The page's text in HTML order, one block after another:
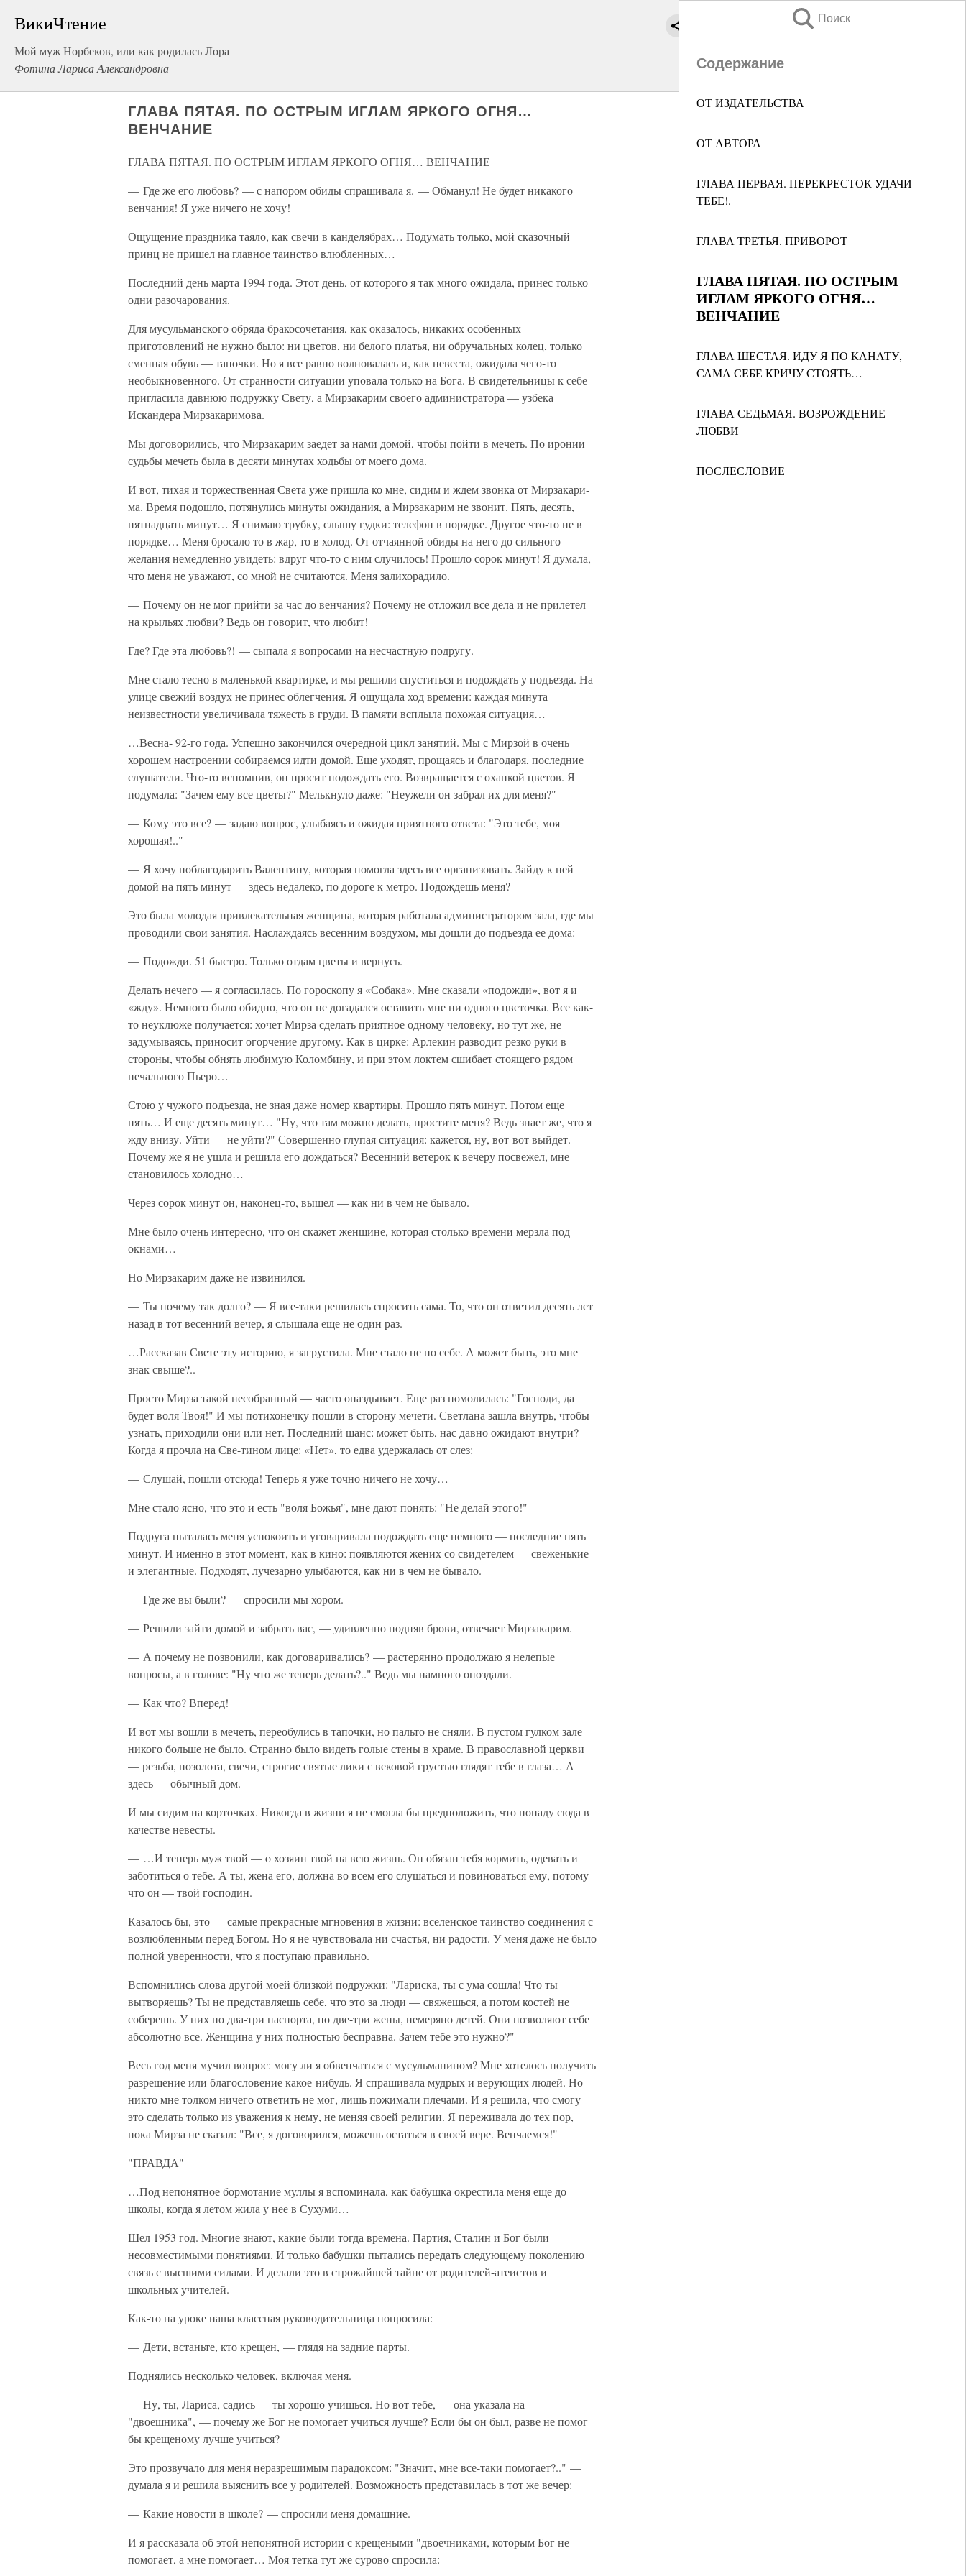
ВикиЧтение
Мой муж Норбеков, или как родилась Лора
Фотина Лариса Александровна
Поиск
Содержание
ОТ ИЗДАТЕЛЬСТВА
ОТ АВТОРА
ГЛАВА ПЕРВАЯ. ПЕРЕКРЕСТОК УДАЧИ
ТЕБЕ!.
ГЛАВА ТРЕТЬЯ. ПРИВОРОТ
ГЛАВА ПЯТАЯ. ПО ОСТРЫМ
ИГЛАМ ЯРКОГО ОГНЯ…
ВЕНЧАНИЕ
ГЛАВА ШЕСТАЯ. ИДУ Я ПО КАНАТУ,
САМА СЕБЕ КРИЧУ СТОЯТЬ…
ГЛАВА СЕДЬМАЯ. ВОЗРОЖДЕНИЕ
ЛЮБВИ
ПОСЛЕСЛОВИЕ
ГЛАВА ПЯТАЯ. ПО ОСТРЫМ ИГЛАМ ЯРКОГО ОГНЯ…
ВЕНЧАНИЕ
ГЛАВА ПЯТАЯ. ПО ОСТРЫМ ИГЛАМ ЯРКОГО ОГНЯ… ВЕНЧАНИЕ
— Где же его любовь? — с напором обиды спрашивала я. — Обманул! Не будет никакого
венчания! Я уже ничего не хочу!
Ощущение праздника таяло, как свечи в канделябрах… Подумать только, мой сказочный
принц не пришел на главное таинство влюбленных…
Последний день марта 1994 года. Этот день, от которого я так много ожидала, принес только
одни разочарования.
Для мусульманского обряда бракосочетания, как оказалось, никаких особенных
приготовлений не нужно было: ни цветов, ни белого платья, ни обручальных колец, только
сменная обувь — тапочки. Но я все равно волновалась и, как невеста, ожидала чего-то
необыкновенного. От странности ситуации уповала только на Бога. В свидетельницы к себе
пригласила давнюю подружку Свету, а Мирзакарим своего администратора — узбека
Искандера Мирзакаримова.
Мы договорились, что Мирзакарим заедет за нами домой, чтобы пойти в мечеть. По иронии
судьбы мечеть была в десяти минутах ходьбы от моего дома.
И вот, тихая и торжественная Света уже пришла ко мне, сидим и ждем звонка от Мирзакари-
ма. Время подошло, потянулись минуты ожидания, а Мирзакарим не звонит. Пять, десять,
пятнадцать минут… Я снимаю трубку, слышу гудки: телефон в порядке. Другое что-то не в
порядке… Меня бросало то в жар, то в холод. От отчаянной обиды на него до сильного
желания немедленно увидеть: вдруг что-то с ним случилось! Прошло сорок минут! Я думала,
что меня не уважают, со мной не считаются. Меня залихорадило.
— Почему он не мог прийти за час до венчания? Почему не отложил все дела и не прилетел
на крыльях любви? Ведь он говорит, что любит!
Где? Где эта любовь?! — сыпала я вопросами на несчастную подругу.
Мне стало тесно в маленькой квартирке, и мы решили спуститься и подождать у подъезда. На
улице свежий воздух не принес облегчения. Я ощущала ход времени: каждая минута
неизвестности увеличивала тяжесть в груди. В памяти всплыла похожая ситуация…
…Весна- 92-го года. Успешно закончился очередной цикл занятий. Мы с Мирзой в очень
хорошем настроении собираемся идти домой. Еще уходят, прощаясь и благодаря, последние
слушатели. Что-то вспомнив, он просит подождать его. Возвращается с охапкой цветов. Я
подумала: "Зачем ему все цветы?" Мелькнуло даже: "Неужели он забрал их для меня?"
— Кому это все? — задаю вопрос, улыбаясь и ожидая приятного ответа: "Это тебе, моя
хорошая!.."
— Я хочу поблагодарить Валентину, которая помогла здесь все организовать. Зайду к ней
домой на пять минут — здесь недалеко, по дороге к метро. Подождешь меня?
Это была молодая привлекательная женщина, которая работала администратором зала, где мы
проводили свои занятия. Наслаждаясь весенним воздухом, мы дошли до подъезда ее дома:
— Подожди. 51 быстро. Только отдам цветы и вернусь.
Делать нечего — я согласилась. По гороскопу я «Собака». Мне сказали «подожди», вот я и
«жду». Немного было обидно, что он не догадался оставить мне ни одного цветочка. Все как-
то неуклюже получается: хочет Мирза сделать приятное одному человеку, но тут же, не
задумываясь, приносит огорчение другому. Как в цирке: Арлекин разводит резко руки в
стороны, чтобы обнять любимую Коломбину, и при этом локтем сшибает стоящего рядом
печального Пьеро…
Стою у чужого подъезда, не зная даже номер квартиры. Прошло пять минут. Потом еще
пять… И еще десять минут… "Ну, что там можно делать, простите меня? Ведь знает же, что я
жду внизу. Уйти — не уйти?" Совершенно глупая ситуация: кажется, ну, вот-вот выйдет.
Почему же я не ушла и решила его дождаться? Весенний ветерок к вечеру посвежел, мне
становилось холодно…
Через сорок минут он, наконец-то, вышел — как ни в чем не бывало.
Мне было очень интересно, что он скажет женщине, которая столько времени мерзла под
окнами…
Но Мирзакарим даже не извинился.
— Ты почему так долго? — Я все-таки решилась спросить сама. То, что он ответил десять лет
назад в тот весенний вечер, я слышала еще не один раз.
…Рассказав Свете эту историю, я загрустила. Мне стало не по себе. А может быть, это мне
знак свыше?..
Просто Мирза такой несобранный — часто опаздывает. Еще раз помолилась: "Господи, да
будет воля Твоя!" И мы потихонечку пошли в сторону мечети. Светлана зашла внутрь, чтобы
узнать, приходили они или нет. Последний шанс: может быть, нас давно ожидают внутри?
Когда я прочла на Све-тином лице: «Нет», то едва удержалась от слез:
— Слушай, пошли отсюда! Теперь я уже точно ничего не хочу…
Мне стало ясно, что это и есть "воля Божья", мне дают понять: "Не делай этого!"
Подруга пыталась меня успокоить и уговаривала подождать еще немного — последние пять
минут. И именно в этот момент, как в кино: появляются жених со свидетелем — свеженькие
и элегантные. Подходят, лучезарно улыбаются, как ни в чем не бывало.
— Где же вы были? — спросили мы хором.
— Решили зайти домой и забрать вас, — удивленно подняв брови, отвечает Мирзакарим.
— А почему не позвонили, как договаривались? — растерянно продолжаю я нелепые
вопросы, а в голове: "Ну что же теперь делать?.." Ведь мы намного опоздали.
— Как что? Вперед!
И вот мы вошли в мечеть, переобулись в тапочки, но пальто не сняли. В пустом гулком зале
никого больше не было. Странно было видеть голые стены в храме. В православной церкви
— резьба, позолота, свечи, строгие святые лики с вековой грустью глядят тебе в глаза… А
здесь — обычный дом.
И мы сидим на корточках. Никогда в жизни я не смогла бы предположить, что попаду сюда в
качестве невесты.
— …И теперь муж твой — o хозяин твой на всю жизнь. Он обязан тебя кормить, одевать и
заботиться о тебе. А ты, жена его, должна во всем его слушаться и повиноваться ему, потому
что он — твой господин.
Казалось бы, это — самые прекрасные мгновения в жизни: вселенское таинство соединения с
возлюбленным перед Богом. Но я не чувствовала ни счастья, ни радости. У меня даже не было
полной уверенности, что я поступаю правильно.
Вспомнились слова другой моей близкой подружки: "Лариска, ты с ума сошла! Что ты
вытворяешь? Ты не представляешь себе, что это за люди — свяжешься, а потом костей не
соберешь. У них по два-три паспорта, по две-три жены, немеряно детей. Они позволяют себе
абсолютно все. Женщина у них полностью бесправна. Зачем тебе это нужно?"
Весь год меня мучил вопрос: могу ли я обвенчаться с мусульманином? Мне хотелось получить
разрешение или благословение какое-нибудь. Я спрашивала мудрых и верующих людей. Но
никто мне толком ничего ответить не мог, лишь пожимали плечами. И я решила, что смогу
это сделать только из уважения к нему, не меняя своей религии. Я переживала до тех пор,
пока Мирза не сказал: "Все, я договорился, можешь остаться в своей вере. Венчаемся!"
"ПРАВДА"
…Под непонятное бормотание муллы я вспоминала, как бабушка окрестила меня еще до
школы, когда я летом жила у нее в Сухуми…
Шел 1953 год. Многие знают, какие были тогда времена. Партия, Сталин и Бог были
несовместимыми понятиями. И только бабушки пытались передать следующему поколению
связь с высшими силами. И делали это в строжайшей тайне от родителей-атеистов и
школьных учителей.
Как-то на уроке наша классная руководительница попросила:
— Дети, встаньте, кто крещен, — глядя на задние парты.
Поднялись несколько человек, включая меня.
— Ну, ты, Лариса, садись — ты хорошо учишься. Но вот тебе, — она указала на
"двоешника", — почему же Бог не помогает учиться лучше? Если бы он был, разве не помог
бы крещеному лучше учиться?
Это прозвучало для меня неразрешимым парадоксом: "Значит, мне все-таки помогает?.." —
думала я и решила выяснить все у родителей. Возможность представилась в тот же вечер:
— Какие новости в школе? — спросили меня домашние.
И я рассказала об этой непонятной истории с крещеными "двоечниками, которым Бог не
помогает, а мне помогает… Моя тетка тут же сурово спросила: